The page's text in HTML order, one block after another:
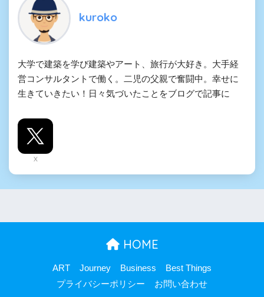
kuroko
大学で建築を学び建築やアート、旅行が大好き。大手経
営コンサルタントで働く。二児の父親で奮闘中。幸せに
生きていきたい！日々気づいたことをブログで記事に
X
HOME
ART Journey Business
Best Things
プライバシーポリシー
お問い合わせ